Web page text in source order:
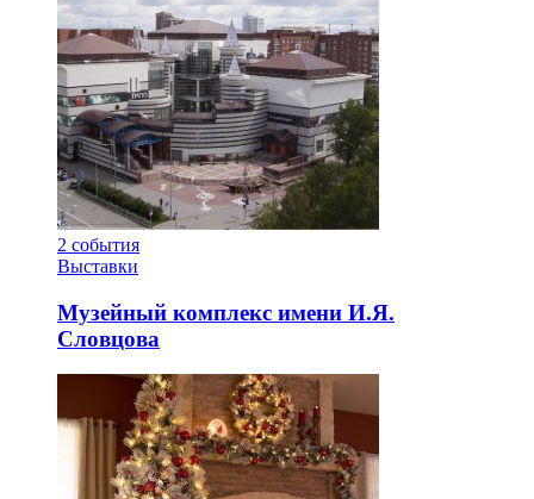
2 события
Выставки
Музейный комплекс имени И.Я.
Словцова